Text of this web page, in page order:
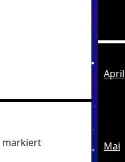
markiert
April
Mai